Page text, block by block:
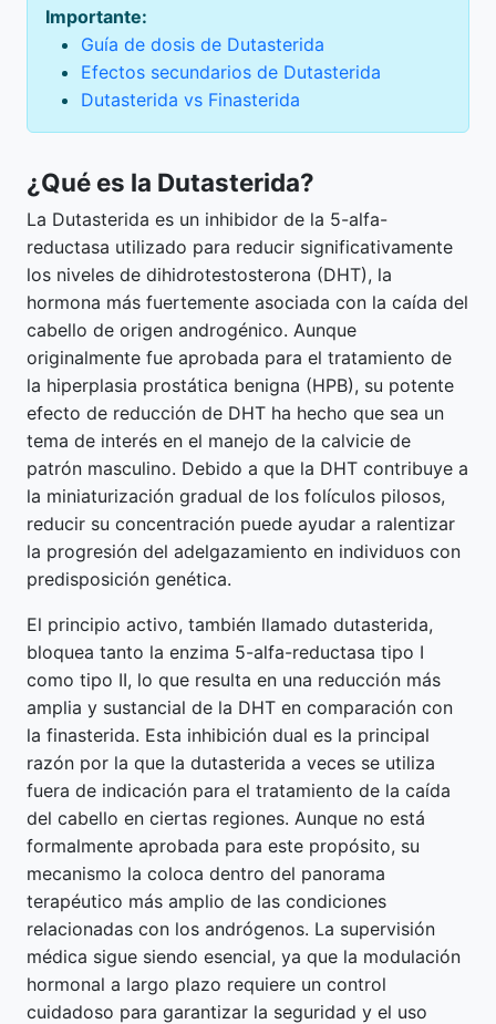
Importante:
Guía de dosis de Dutasterida
Efectos secundarios de Dutasterida
Dutasterida vs Finasterida
¿Qué es la Dutasterida?
La Dutasterida es un inhibidor de la 5-alfa-
reductasa utilizado para reducir significativamente
los niveles de dihidrotestosterona (DHT), la
hormona más fuertemente asociada con la caída del
cabello de origen androgénico. Aunque
originalmente fue aprobada para el tratamiento de
la hiperplasia prostática benigna (HPB), su potente
efecto de reducción de DHT ha hecho que sea un
tema de interés en el manejo de la calvicie de
patrón masculino. Debido a que la DHT contribuye a
la miniaturización gradual de los folículos pilosos,
reducir su concentración puede ayudar a ralentizar
la progresión del adelgazamiento en individuos con
predisposición genética.
El principio activo, también llamado dutasterida,
bloquea tanto la enzima 5-alfa-reductasa tipo I
como tipo II, lo que resulta en una reducción más
amplia y sustancial de la DHT en comparación con
la finasterida. Esta inhibición dual es la principal
razón por la que la dutasterida a veces se utiliza
fuera de indicación para el tratamiento de la caída
del cabello en ciertas regiones. Aunque no está
formalmente aprobada para este propósito, su
mecanismo la coloca dentro del panorama
terapéutico más amplio de las condiciones
relacionadas con los andrógenos. La supervisión
médica sigue siendo esencial, ya que la modulación
hormonal a largo plazo requiere un control
cuidadoso para garantizar la seguridad y el uso